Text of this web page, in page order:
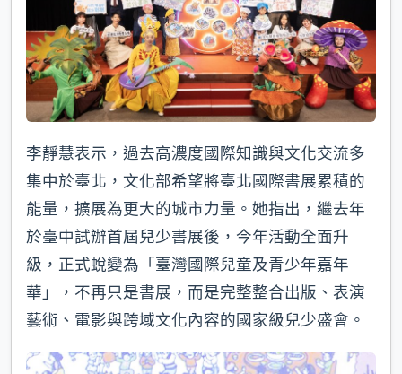
李靜慧表示，過去高濃度國際知識與文化交流多
集中於臺北，文化部希望將臺北國際書展累積的
能量，擴展為更大的城市力量。她指出，繼去年
於臺中試辦首屆兒少書展後，今年活動全面升
級，正式蛻變為「臺灣國際兒童及青少年嘉年
華」，不再只是書展，而是完整整合出版、表演
藝術、電影與跨域文化內容的國家級兒少盛會。